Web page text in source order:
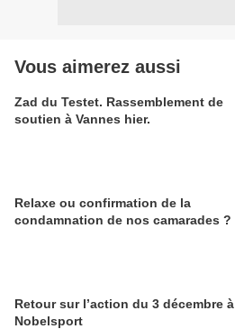
Vous aimerez aussi
Zad du Testet. Rassemblement de
soutien à Vannes hier.
Relaxe ou confirmation de la
condamnation de nos camarades ?
Retour sur l’action du 3 décembre à
Nobelsport